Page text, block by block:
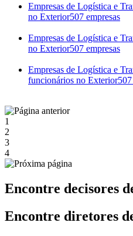
Empresas de Logística e
no Exterior507 empresas
Empresas de Logística e
no Exterior507 empresas
Empresas de Logística e
funcionários no Exterior507
1
2
3
4
Encontre decisores
Encontre diretores